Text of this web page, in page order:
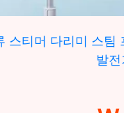
스티머 다리미 스팀
발